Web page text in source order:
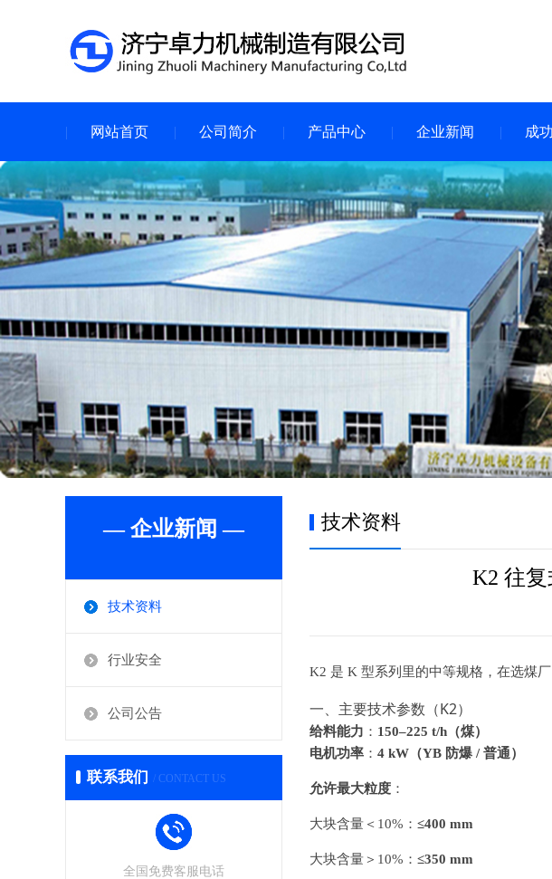
网站首页 公司简介 产品中心 企业新闻 成
— 企业新闻 —
技术资料
行业安全
公司公告
联系我们 / CONTACT US
全国免费客服电话
技术资料
K2 往
K2 是 K 型系列里的中等规格，在选煤
一、主要技术参数（K2）
给料能力 ： 150–225 t/h（煤）
电机功率 ： 4 kW（YB 防爆 / 普通）
允许最大粒度 ：
大块含量＜10%： ≤400 mm
大块含量＞10%： ≤350 mm